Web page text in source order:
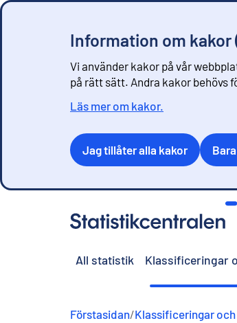
Information om kakor
Vi använder kakor på vår
på rätt sätt. Andra kakor behövs
Läs mer om kakor.
Jag tillåter alla kakor
All statistik Klassificeringar
Förstasidan/Klassificeringar